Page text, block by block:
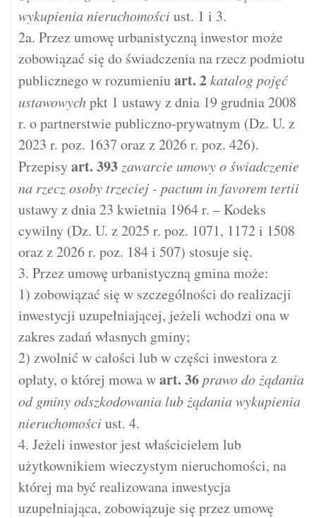
wykupienia nieruchomościust. 1 i 3.
2a. Przez umowę urbanistyczną inwestor może
zobowiązać się do świadczenia na rzecz podmiotu
publicznego w rozumieniuart. 2katalog pojęć
ustawowychpkt 1 ustawy z dnia 19 grudnia 2008
r. o partnerstwie publiczno-prywatnym (Dz. U. z
2023 r. poz. 1637 oraz z 2026 r. poz. 426).
Przepisyart. 393 zawarcie umowy o świadczenie
na rzecz osoby trzeciej - pactum in favorem tertii
ustawy z dnia 23 kwietnia 1964 r. – Kodeks
cywilny (Dz. U. z 2025 r. poz. 1071, 1172 i 1508
oraz z 2026 r. poz. 184 i 507) stosuje się.
3. Przez umowę urbanistyczną gmina może:
1) zobowiązać się w szczególności do realizacji
inwestycji uzupełniającej, jeżeli wchodzi ona w
zakres zadań własnych gminy;
2) zwolnić w całości lub w części inwestora z
opłaty, o której mowa wart. 36 prawo do żądania
od gminy odszkodowania lub żądania wykupienia
nieruchomościust. 4.
4. Jeżeli inwestor jest właścicielem lub
użytkownikiem wieczystym nieruchomości, na
której ma być realizowana inwestycja
uzupełniająca, zobowiązuje się przez umowę